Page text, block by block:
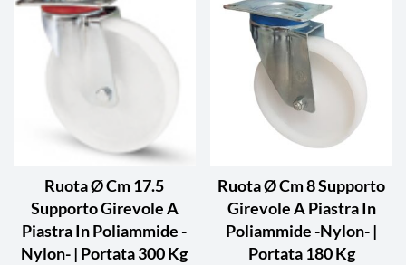
Ruota Ø Cm 17.5
Supporto Girevole A
Piastra In Poliammide -
Nylon- | Portata 300 Kg
Ruota Ø Cm 8 Supporto
Girevole A Piastra In
Poliammide -Nylon- |
Portata 180 Kg